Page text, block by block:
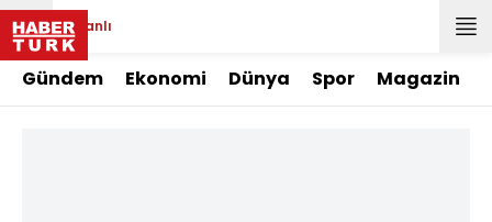
Canlı
Gündem Ekonomi Dünya Spor Magazin